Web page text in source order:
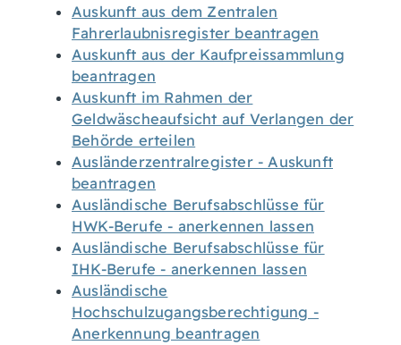
Auskunft aus dem Zentralen
Fahrerlaubnisregister beantragen
Auskunft aus der Kaufpreissammlung
beantragen
Auskunft im Rahmen der
Geldwäscheaufsicht auf Verlangen der
Behörde erteilen
Ausländerzentralregister - Auskunft
beantragen
Ausländische Berufsabschlüsse für
HWK-Berufe - anerkennen lassen
Ausländische Berufsabschlüsse für
IHK-Berufe - anerkennen lassen
Ausländische
Hochschulzugangsberechtigung -
Anerkennung beantragen